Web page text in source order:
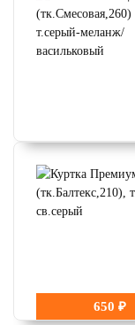
650 ₽